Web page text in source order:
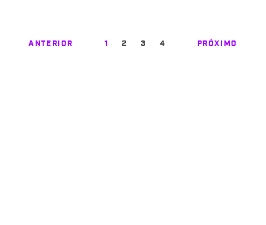
ANTERIOR 1 2 3 4 PRÓXIMO